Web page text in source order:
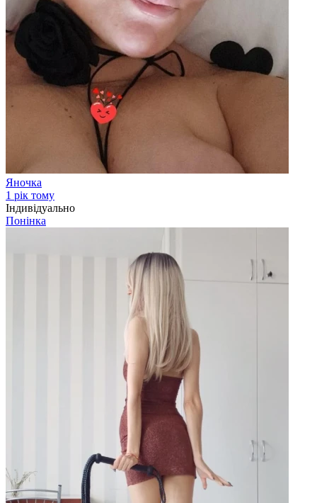
Яночка
1 рік тому
Індивідуально
Понінка